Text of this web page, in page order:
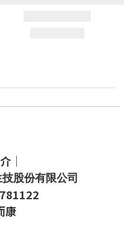
｜
股份有限公司
康